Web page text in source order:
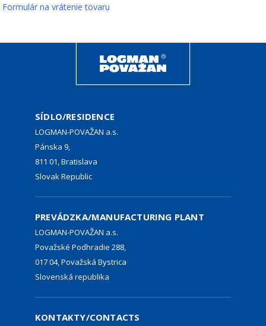
Formulár na vrátenie tovaru
SÍDLO/RESIDENCE
LOGMAN-POVAŽAN a.s.
Pánska 9,
811 01, Bratislava
Slovak Republic
PREVÁDZKA/MANUFACTURING PLANT
LOGMAN-POVAŽAN a.s.
Považské Podhradie 288,
017 04, Považská Bystrica
Slovenská republika
KONTAKTY/CONTACTS